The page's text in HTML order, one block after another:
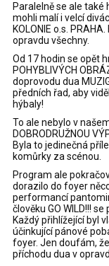
Paralelně se ale také
mohli malí i velcí
KOLONIE o.s.
opravdu všechny.
Od 17 hodin se opět
POHYBLIVÝCH
doprovodu dua
předních řad, aby
hýbaly!
To ale nebylo v
DOBRODRUŽNOU
Byla to jedinečná
komůrky za scénou.
Program ale
dorazilo do foyer
performancí
člověku GO WILD!!!
Každý přihlížející byl
účinkující pánové
foyer. Jen doufám,
příchodu dua v